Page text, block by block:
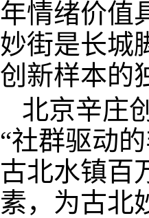
年情绪价值
妙街是长城
创新样本的
北京辛庄
“社群驱动
古北水镇百
素，为古北